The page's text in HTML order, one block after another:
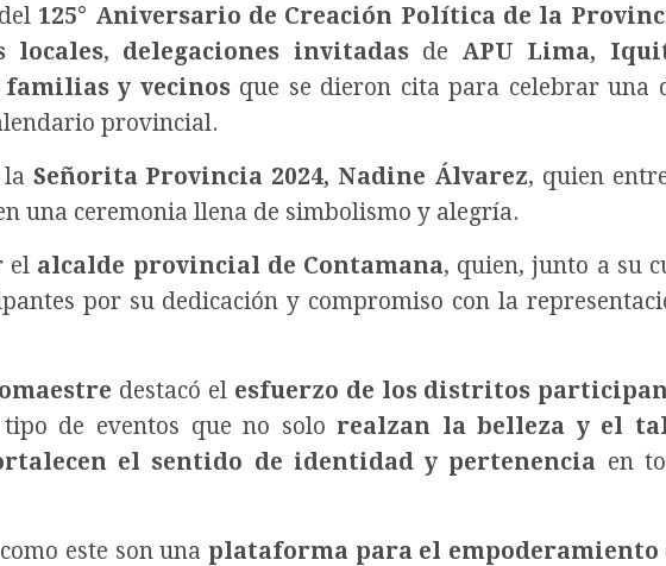
125° Aniversario de Creación Política de la
locales, delegaciones invitadas de APU Lima,
familias y vecinos que se dieron cita para celebrar una
provincial.
Señorita Provincia 2024, Nadine Álvarez, quien
una ceremonia llena de simbolismo y alegría.
el alcalde provincial de Contamana, quien, junto a su
por su dedicación y compromiso con la
destacó el esfuerzo de los distritos
de eventos que no solo realzan la belleza y el
el sentido de identidad y pertenencia en
este son una plataforma para el empoderamiento